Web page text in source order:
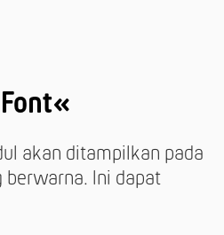
akan ditampilkan pada
berwarna. Ini dapat